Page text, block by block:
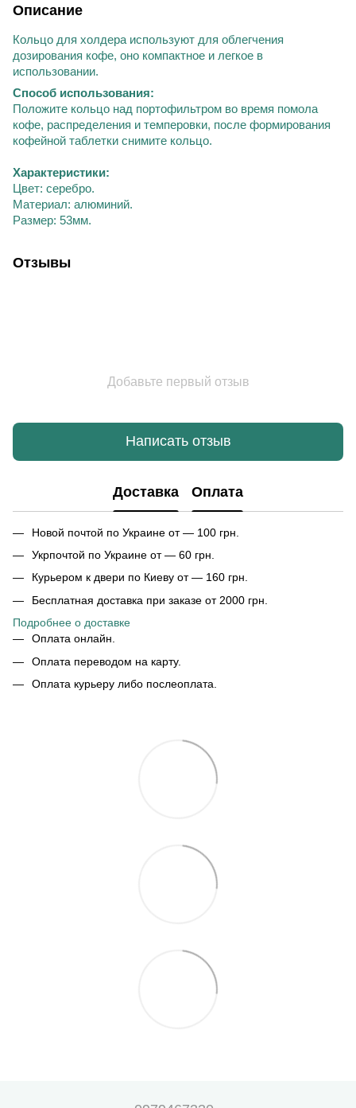
Описание
Кольцо для холдера используют для облегчения
дозирования кофе, оно компактное и легкое в
использовании.
Способ использования:
Положите кольцо над портофильтром во время помола
кофе, распределения и темперовки, после формирования
кофейной таблетки снимите кольцо.
Характеристики:
Цвет: серебро.
Материал: алюминий.
Размер: 53мм.
Отзывы
Добавьте первый отзыв
Написать отзыв
Доставка Оплата
Новой почтой по Украине от — 100 грн.
Укрпочтой по Украине от — 60 грн.
Курьером к двери по Киеву от — 160 грн.
Бесплатная доставка при заказе от 2000 грн.
Подробнее о доставке
Оплата онлайн.
Оплата переводом на карту.
Оплата курьеру либо послеоплата.